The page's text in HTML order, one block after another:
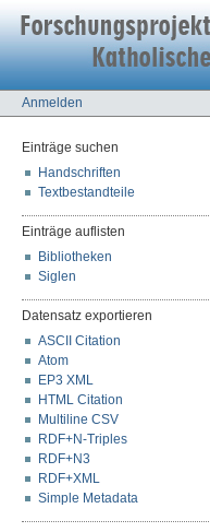
Anmelden
Einträge suchen
Handschriften
Textbestandteile
Einträge auflisten
Bibliotheken
Siglen
Datensatz exportieren
ASCII Citation
Atom
EP3 XML
HTML Citation
Multiline CSV
RDF+N-Triples
RDF+N3
RDF+XML
Simple Metadata